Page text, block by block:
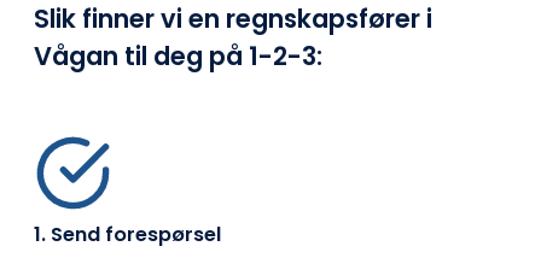
Slik finner vi en regnskapsfører i
Vågan til deg på 1-2-3:
1. Send forespørsel